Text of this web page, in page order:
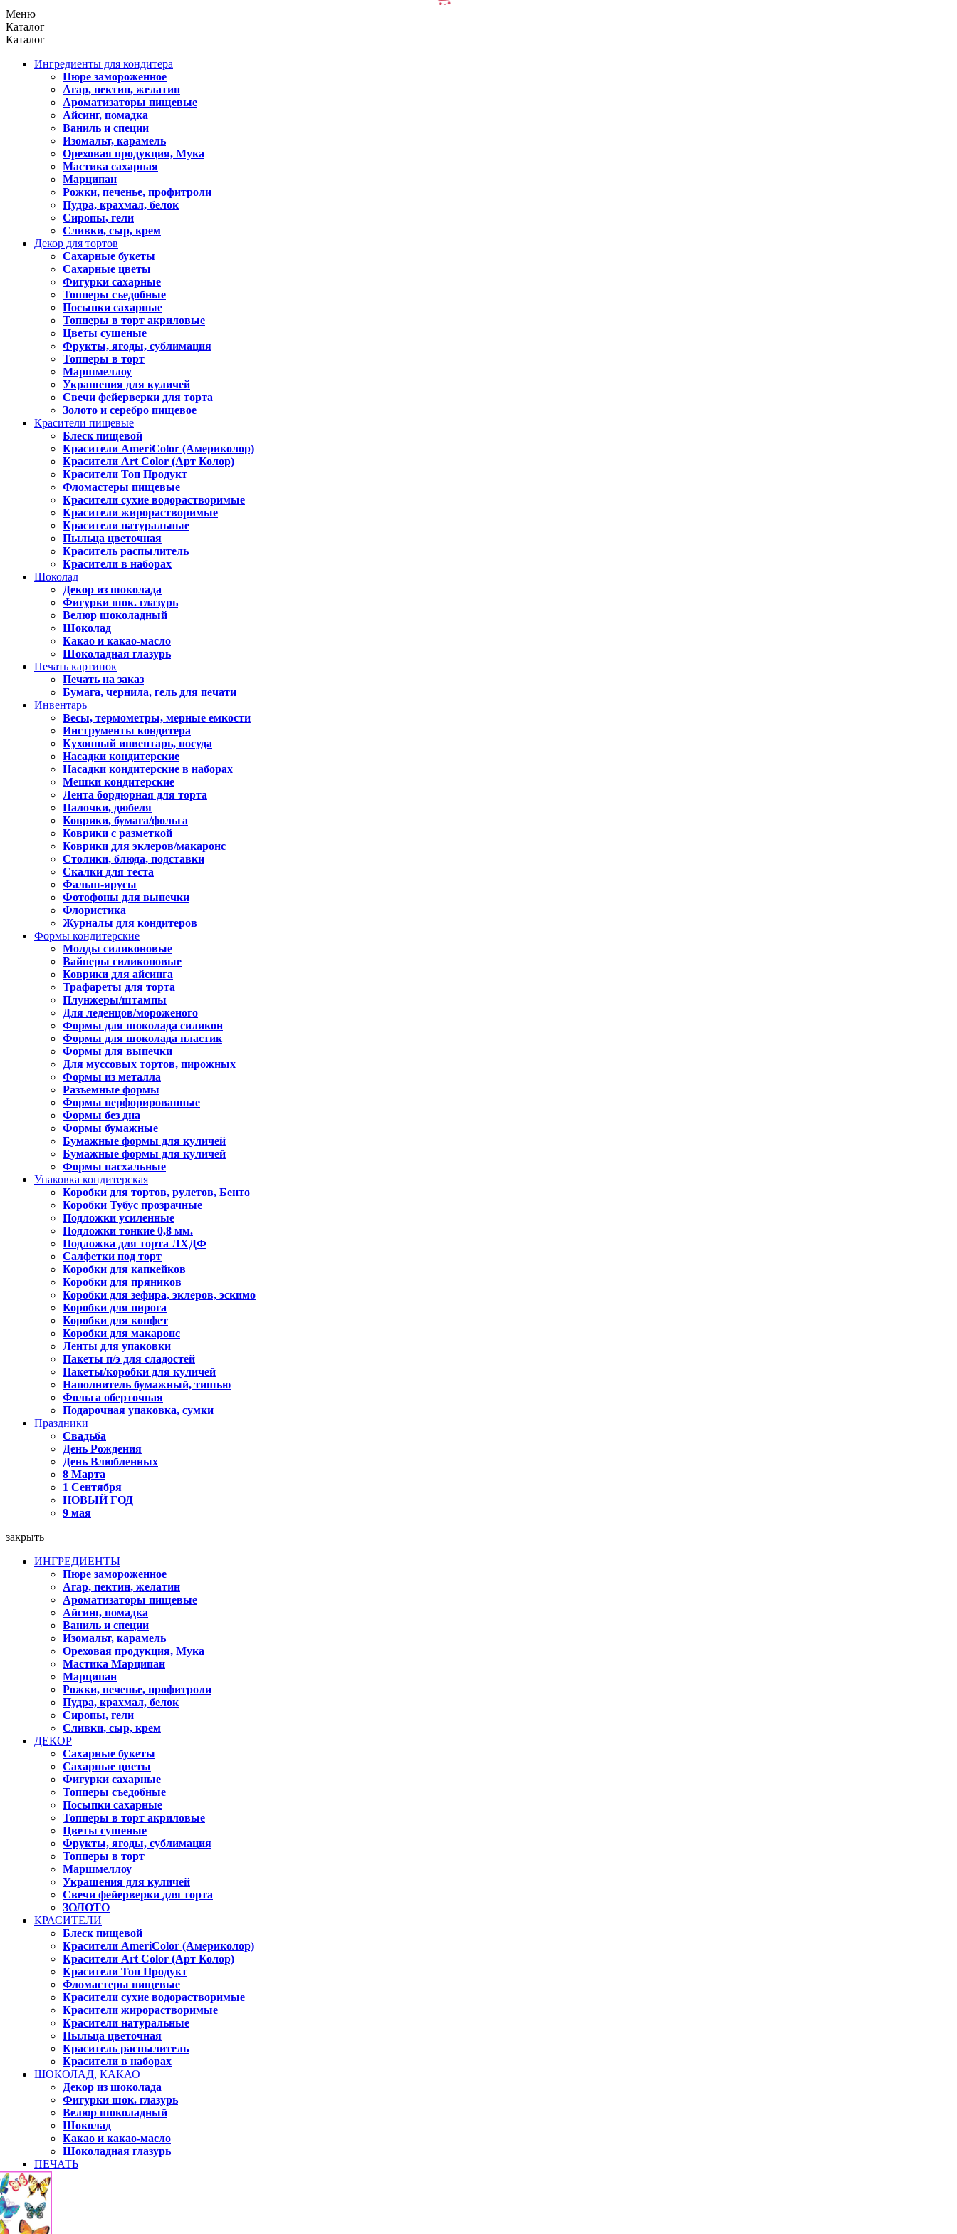
Меню
Каталог
Каталог
Ингредиенты для кондитера
Пюре замороженное
Агар, пектин, желатин
Ароматизаторы пищевые
Айсинг, помадка
Ваниль и специи
Изомальт, карамель
Ореховая продукция, Мука
Мастика сахарная
Марципан
Рожки, печенье, профитроли
Пудра, крахмал, белок
Сиропы, гели
Сливки, сыр, крем
Декор для тортов
Сахарные букеты
Сахарные цветы
Фигурки сахарные
Топперы съедобные
Посыпки сахарные
Топперы в торт акриловые
Цветы сушеные
Фрукты, ягоды, сублимация
Топперы в торт
Маршмеллоу
Украшения для куличей
Свечи фейерверки для торта
Золото и серебро пищевое
Красители пищевые
Блеск пищевой
Красители AmeriColor (Америколор)
Красители Art Color (Арт Колор)
Красители Топ Продукт
Фломастеры пищевые
Красители сухие водорастворимые
Красители жирорастворимые
Красители натуральные
Пыльца цветочная
Краситель распылитель
Красители в наборах
Шоколад
Декор из шоколада
Фигурки шок. глазурь
Велюр шоколадный
Шоколад
Какао и какао-масло
Шоколадная глазурь
Печать картинок
Печать на заказ
Бумага, чернила, гель для печати
Инвентарь
Весы, термометры, мерные емкости
Инструменты кондитера
Кухонный инвентарь, посуда
Насадки кондитерские
Насадки кондитерские в наборах
Мешки кондитерские
Лента бордюрная для торта
Палочки, дюбеля
Коврики, бумага/фольга
Коврики с разметкой
Коврики для эклеров/макаронс
Столики, блюда, подставки
Скалки для теста
Фальш-ярусы
Фотофоны для выпечки
Флористика
Журналы для кондитеров
Формы кондитерские
Молды силиконовые
Вайнеры силиконовые
Коврики для айсинга
Трафареты для торта
Плунжеры/штампы
Для леденцов/мороженого
Формы для шоколада силикон
Формы для шоколада пластик
Формы для выпечки
Для муссовых тортов, пирожных
Формы из металла
Разъемные формы
Формы перфорированные
Формы без дна
Формы бумажные
Бумажные формы для куличей
Бумажные формы для куличей
Формы пасхальные
Упаковка кондитерская
Коробки для тортов, рулетов, Бенто
Коробки Тубус прозрачные
Подложки усиленные
Подложки тонкие 0,8 мм.
Подложка для торта ЛХДФ
Салфетки под торт
Коробки для капкейков
Коробки для пряников
Коробки для зефира, эклеров, эскимо
Коробки для пирога
Коробки для конфет
Коробки для макаронс
Ленты для упаковки
Пакеты п/э для сладостей
Пакеты/коробки для куличей
Наполнитель бумажный, тишью
Фольга оберточная
Подарочная упаковка, сумки
Праздники
Свадьба
День Рождения
День Влюбленных
8 Марта
1 Сентября
НОВЫЙ ГОД
9 мая
закрыть
ИНГРЕДИЕНТЫ
Пюре замороженное
Агар, пектин, желатин
Ароматизаторы пищевые
Айсинг, помадка
Ваниль и специи
Изомальт, карамель
Ореховая продукция, Мука
Мастика Марципан
Марципан
Рожки, печенье, профитроли
Пудра, крахмал, белок
Сиропы, гели
Сливки, сыр, крем
ДЕКОР
Сахарные букеты
Сахарные цветы
Фигурки сахарные
Топперы съедобные
Посыпки сахарные
Топперы в торт акриловые
Цветы сушеные
Фрукты, ягоды, сублимация
Топперы в торт
Маршмеллоу
Украшения для куличей
Свечи фейерверки для торта
ЗОЛОТО
КРАСИТЕЛИ
Блеск пищевой
Красители AmeriColor (Америколор)
Красители Art Color (Арт Колор)
Красители Топ Продукт
Фломастеры пищевые
Красители сухие водорастворимые
Красители жирорастворимые
Красители натуральные
Пыльца цветочная
Краситель распылитель
Красители в наборах
ШОКОЛАД, КАКАО
Декор из шоколада
Фигурки шок. глазурь
Велюр шоколадный
Шоколад
Какао и какао-масло
Шоколадная глазурь
ПЕЧАТЬ